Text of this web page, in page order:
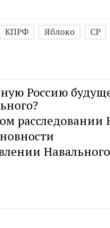
КПРФ Яблоко СР
Россию
расследовании
Навального